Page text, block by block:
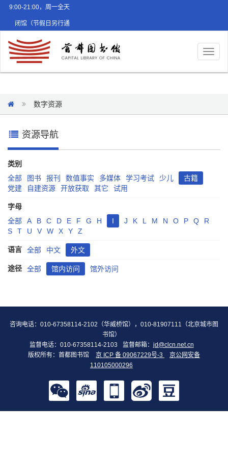
9:00-21:00，周一全天
闭馆（节假日另行通
数字资源
资源导航
类别
全部
图书 报刊 数值事实 多媒体 学习考试 少儿
古籍
党建
自建资源 开放获取 其它 试用
字母
全部
A B C D E F G H I J K L M N O P Q
R
S
T U V W X Y Z
语言 全部 中文 外文
途径 全部 馆内访问 馆外访问
咨询电话：010-67358114-2102（华威桥馆），010-81907111（北京城市图
书馆）
监督电话：010-67358114-2103
监督邮箱： jd@clcn.net.cn
版权所有：首都图书馆
京 ICP 备 09067229号-3
京公网安备
110105000296